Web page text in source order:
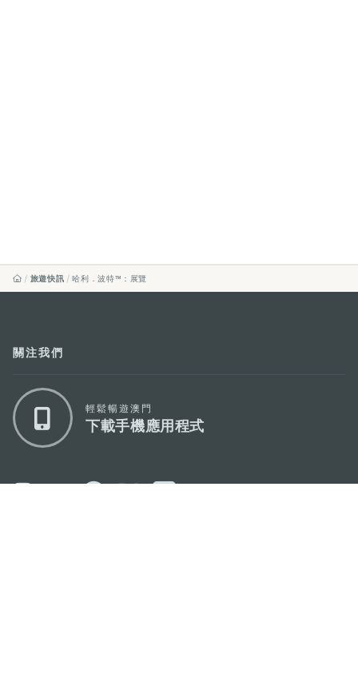
旅遊快訊 哈利．波特™：展覽
關注我們
輕鬆暢遊澳門
下載手機應用程式